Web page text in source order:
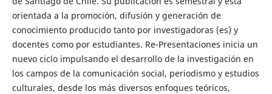
orientada a la promoción, difusión y generación de
conocimiento producido tanto por investigadoras (es) y
docentes como por estudiantes. Re-Presentaciones inicia un
nuevo ciclo impulsando el desarrollo de la investigación en
los campos de la comunicación social, periodismo y estudios
culturales, desde los más diversos enfoques teóricos,